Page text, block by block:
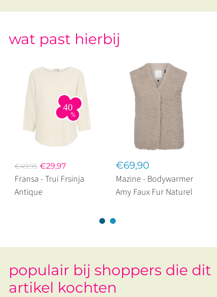
wat past hierbij
€49,95 €29,97
Fransa - Trui Frsinja
Antique
€69,90
Mazine - Bodywarmer
Amy Faux Fur Naturel
populair bij shoppers die dit
artikel kochten